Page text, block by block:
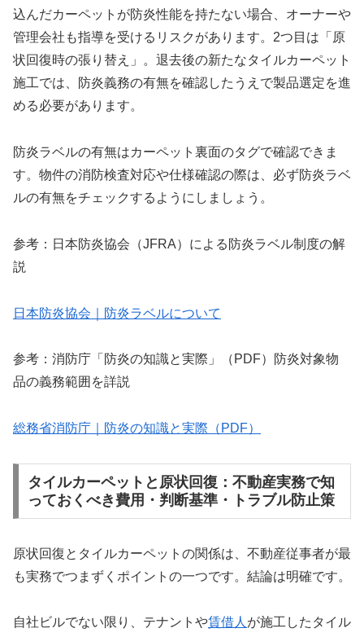
込んだカーペットが防炎性能を持たない場合、オーナーや
管理会社も指導を受けるリスクがあります。2つ目は「原
状回復時の張り替え」。退去後の新たなタイルカーペット
施工では、防炎義務の有無を確認したうえで製品選定を進
める必要があります。
防炎ラベルの有無はカーペット裏面のタグで確認できま
す。物件の消防検査対応や仕様確認の際は、必ず防炎ラベ
ルの有無をチェックするようにしましょう。
参考：日本防炎協会（JFRA）による防炎ラベル制度の解
説
日本防炎協会｜防炎ラベルについて
参考：消防庁「防炎の知識と実際」（PDF）防炎対象物
品の義務範囲を詳説
総務省消防庁｜防炎の知識と実際（PDF）
タイルカーペットと原状回復：不動産実務で知
っておくべき費用・判断基準・トラブル防止策
原状回復とタイルカーペットの関係は、不動産従事者が最
も実務でつまずくポイントの一つです。結論は明確です。
自社ビルでない限り、テナントや賃借人が施工したタイル